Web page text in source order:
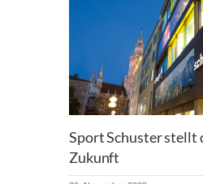
Sport Schuster stellt
Zukunft